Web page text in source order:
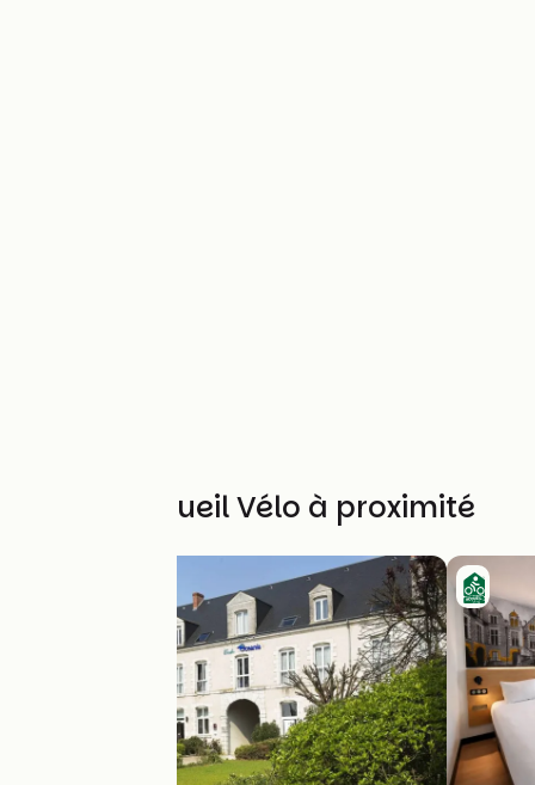
Autres Accueil Vélo à proximité